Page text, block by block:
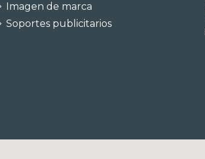
Imagen de marca
Soportes publicitarios